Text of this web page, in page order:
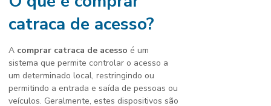
catraca de acesso?
A comprar catraca de acesso é um
sistema que permite controlar o acesso a
um determinado local, restringindo ou
permitindo a entrada e saída de pessoas ou
veículos. Geralmente, estes dispositivos são